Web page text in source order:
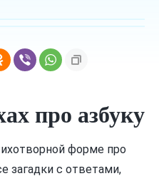
про азбуку
форме про
загадки с ответами,